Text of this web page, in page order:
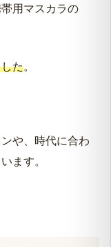
用マスカラの
た。
や、時代に合わ
ます。